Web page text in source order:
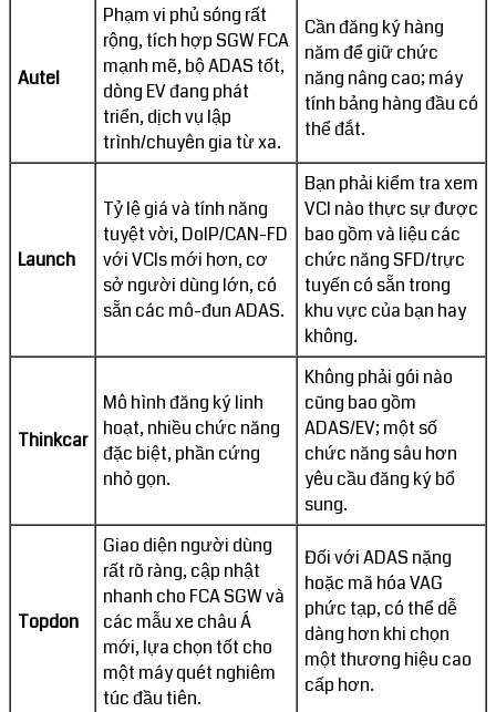
Autel
Phạm vi phủ sóng rất
rộng, tích hợp SGW FCA
mạnh mẽ, bộ ADAS tốt,
dòng EV đang phát
triển, dịch vụ lập
trình/chuyên gia từ xa.
Cần đăng ký hàng
năm để giữ chức
năng nâng cao; máy
tính bảng hàng đầu có
thể đắt.
Launch
Tỷ lệ giá và tính năng
tuyệt vời, DoIP/CAN-FD
với VCIs mới hơn, cơ
sở người dùng lớn, có
sẵn các mô-đun ADAS.
Bạn phải kiểm tra xem
VCI nào thực sự được
bao gồm và liệu các
chức năng SFD/trực
tuyến có sẵn trong
khu vực của bạn hay
không.
Thinkcar
Mô hình đăng ký linh
hoạt, nhiều chức năng
đặc biệt, phần cứng
nhỏ gọn.
Không phải gói nào
cũng bao gồm
ADAS/EV; một số
chức năng sâu hơn
yêu cầu đăng ký bổ
sung.
Topdon
Giao diện người dùng
rất rõ ràng, cập nhật
nhanh cho FCA SGW và
các mẫu xe châu Á
mới, lựa chọn tốt cho
một máy quét nghiêm
túc đầu tiên.
Đối với ADAS nặng
hoặc mã hóa VAG
phức tạp, có thể dễ
dàng hơn khi chọn
một thương hiệu cao
cấp hơn.